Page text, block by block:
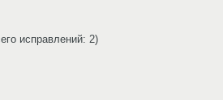
исправлений: 2)